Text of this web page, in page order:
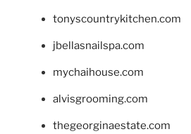
tonyscountrykitchen.com
jbellasnailspa.com
mychaihouse.com
alvisgrooming.com
thegeorginaestate.com